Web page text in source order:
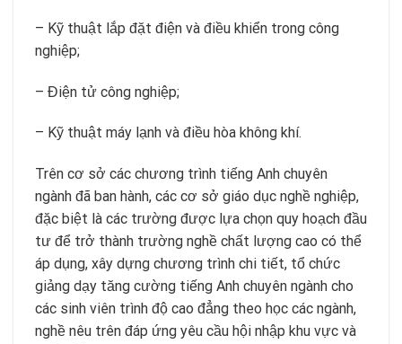
– Kỹ thuật lắp đặt điện và điều khiển trong công
nghiệp;
– Điện tử công nghiệp;
– Kỹ thuật máy lạnh và điều hòa không khí.
Trên cơ sở các chương trình tiếng Anh chuyên
ngành đã ban hành, các cơ sở giáo dục nghề nghiệp,
đặc biệt là các trường được lựa chọn quy hoạch đầu
tư để trở thành trường nghề chất lượng cao có thể
áp dụng, xây dựng chương trình chi tiết, tổ chức
giảng dạy tăng cường tiếng Anh chuyên ngành cho
các sinh viên trình độ cao đẳng theo học các ngành,
nghề nêu trên đáp ứng yêu cầu hội nhập khu vực và